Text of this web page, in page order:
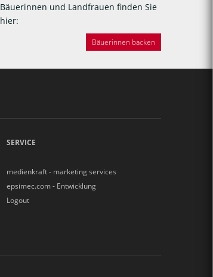
Bäuerinnen und Landfrauen finden Sie
hier:
Bäuerinnen backen
SERVICE
medienkraft - marketing services
epsimec.com - Entwicklung
Logout